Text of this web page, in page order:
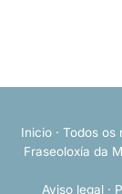
Inicio· Todos os
Fraseoloxía da
Aviso legal ·